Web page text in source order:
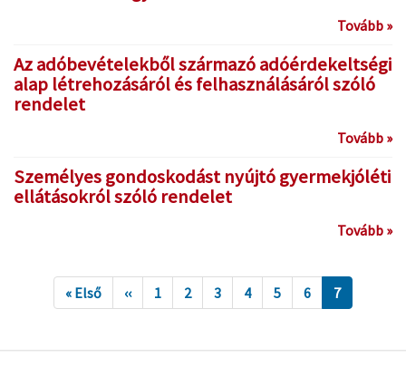
Tovább »
Az adóbevételekből származó adóérdekeltségi
alap létrehozásáról és felhasználásáról szóló
rendelet
Tovább »
Személyes gondoskodást nyújtó gyermekjóléti
ellátásokról szóló rendelet
Tovább »
« Első ‹‹ 1 2 3 4 5 6 7